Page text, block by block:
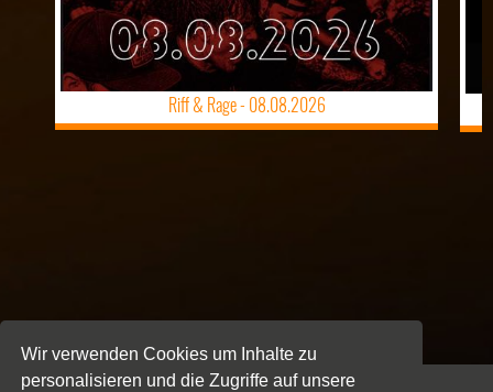
Wir verwenden Cookies um Inhalte zu
personalisieren und die Zugriffe auf unsere
Riff & Rage - 08.08.2026